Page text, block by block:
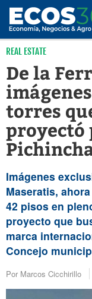
REAL ESTATE
De la
torres
proyectó
Imágenes
Maseratis,
42 pisos en
proyecto que
marca
Concejo
Por Marcos Cicchirillo